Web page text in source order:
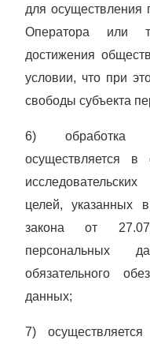
для осуществления
Оператора или
достижения
условии, что при
свободы субъекта
6) обработка
осуществляется в
целей, указанных
закона от
персональных
обязательного
данных;
7)